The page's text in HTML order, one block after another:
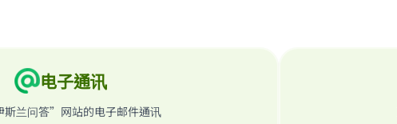
电子通讯
兰问答”网站的电子邮件通讯